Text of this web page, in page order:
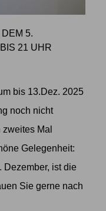
5.
21 UHR
bis 13.Dez. 2025
noch nicht
Mal
Gelegenheit:
Dezember, ist die
Sie gerne nach